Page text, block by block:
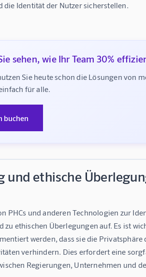
die Identität der Nutzer sicherstellen.
sehen, wie Ihr Team 30%
Sie heute schon die Lösungen von
für alle.
buchen
und ethische
zu ethischen Überlegungen auf. Es ist
werden, dass sie die
verhindern. Dies erfordert eine
Regierungen, Unternehmen und